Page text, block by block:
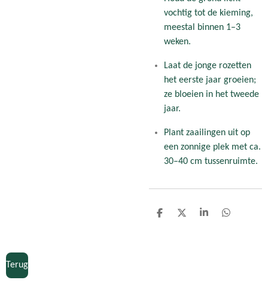
vochtig tot de kieming,
meestal binnen 1–3
weken.
Laat de jonge rozetten
het eerste jaar groeien;
ze bloeien in het tweede
jaar.
Plant zaailingen uit op
een zonnige plek met ca.
30–40 cm tussenruimte.
D
D
S
D
Terug